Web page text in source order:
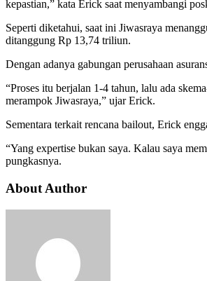
kepastian,” kata Erick saat menyambangi
Seperti diketahui, saat ini Jiwasraya
ditanggung Rp 13,74 triliun.
Dengan adanya gabungan perusahaan
“Proses itu berjalan 1-4 tahun, lalu ada
merampok Jiwasraya,” ujar Erick.
Sementara terkait rencana bailout, Erick
“Yang expertise bukan saya. Kalau saya
pungkasnya.
About Author